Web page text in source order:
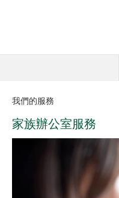
我們的服務
家族辦公室服務